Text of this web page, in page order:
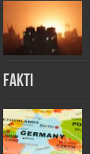
FAKTI